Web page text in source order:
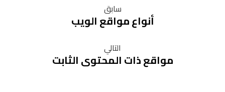
سابق
أنواع مواقع الويب
التالي
مواقع ذات المحتوى الثابت